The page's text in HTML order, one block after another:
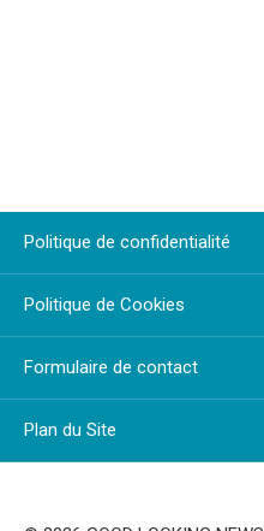
Politique de confidentialité
Politique de Cookies
Formulaire de contact
Plan du Site